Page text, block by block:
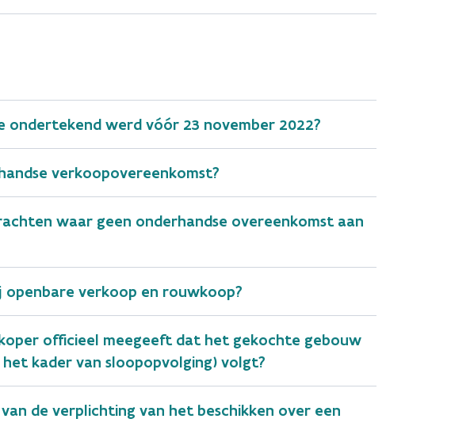
werd vóór 23 november 2022?
verkoopovereenkomst?
waar geen onderhandse overeenkomst aan
verkoop en rouwkoop?
officieel meegeeft dat het gekochte gebouw
kader van sloopopvolging) volgt?
de verplichting van het beschikken over een